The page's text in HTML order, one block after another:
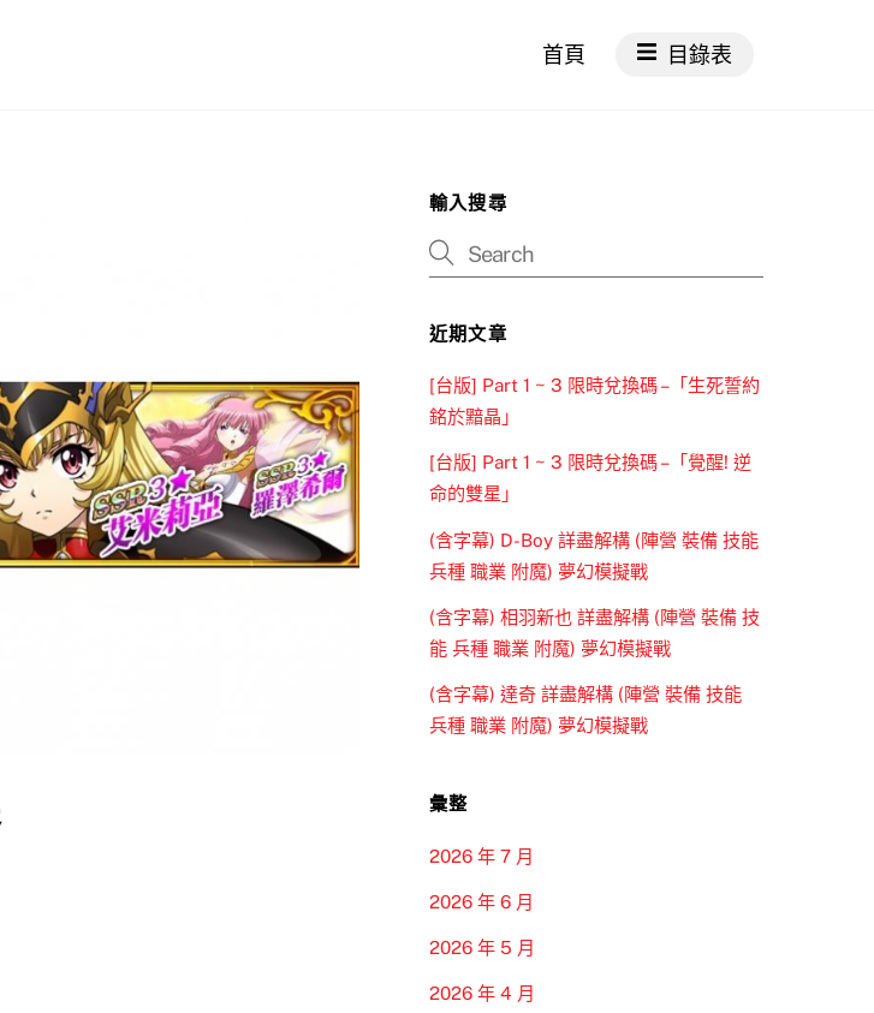
首頁 目錄表
輸入搜尋
近期文章
[台版] Part 1 ~ 3 限時兌換碼 –「生死誓約
銘於黯晶」
[台版] Part 1 ~ 3 限時兌換碼 –「覺醒! 逆
命的雙星」
(含字幕) D-Boy 詳盡解構 (陣營 裝備 技能
兵種 職業 附魔) 夢幻模擬戰
(含字幕) 相羽新也 詳盡解構 (陣營 裝備 技
能 兵種 職業 附魔) 夢幻模擬戰
(含字幕) 達奇 詳盡解構 (陣營 裝備 技能
兵種 職業 附魔) 夢幻模擬戰
彙整
2026 年 7 月
2026 年 6 月
2026 年 5 月
2026 年 4 月